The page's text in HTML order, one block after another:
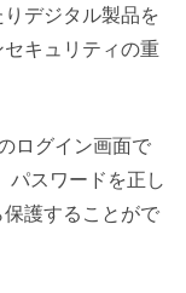
デジタル製品を
キュリティの重
ログイン画面で
パスワードを正し
護することがで